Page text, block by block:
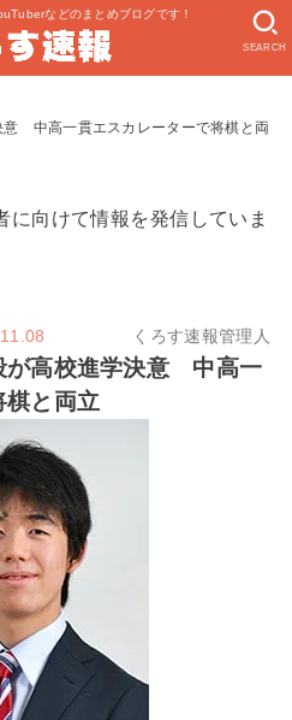
などのまとめブログです！
SEARCH
意 中高一貫エスカレーターで将棋と両
向けて情報を発信していま
くろす速報管理人
が高校進学決意 中高一
棋と両立